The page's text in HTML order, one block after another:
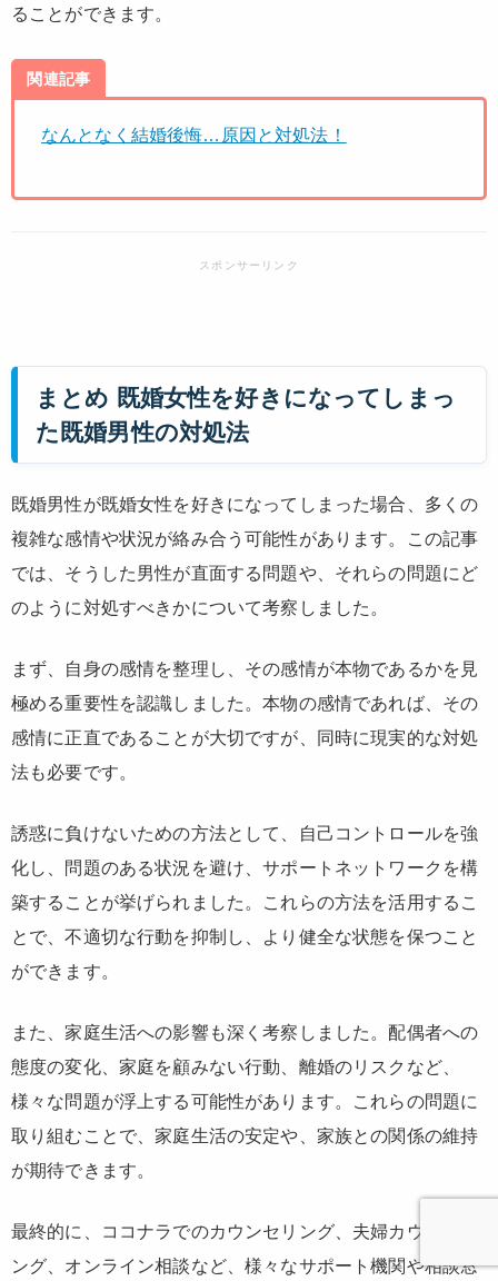
ることができます。
関連記事
なんとなく結婚後悔…原因と対処法！
まとめ 既婚女性を好きになってしまっ
た既婚男性の対処法
既婚男性が既婚女性を好きになってしまった場合、多くの
複雑な感情や状況が絡み合う可能性があります。この記事
では、そうした男性が直面する問題や、それらの問題にど
のように対処すべきかについて考察しました。
まず、自身の感情を整理し、その感情が本物であるかを見
極める重要性を認識しました。本物の感情であれば、その
感情に正直であることが大切ですが、同時に現実的な対処
法も必要です。
誘惑に負けないための方法として、自己コントロールを強
化し、問題のある状況を避け、サポートネットワークを構
築することが挙げられました。これらの方法を活用するこ
とで、不適切な行動を抑制し、より健全な状態を保つこと
ができます。
また、家庭生活への影響も深く考察しました。配偶者への
態度の変化、家庭を顧みない行動、離婚のリスクなど、
様々な問題が浮上する可能性があります。これらの問題に
取り組むことで、家庭生活の安定や、家族との関係の維持
が期待できます。
最終的に、ココナラでのカウンセリング、夫婦カウンセリ
ング、オンライン相談など、様々なサポート機関や相談窓